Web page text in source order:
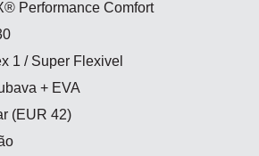
Performance Comfort
1 / Super Flexivel
+ EVA
(EUR 42)